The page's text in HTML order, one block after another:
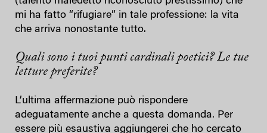
mi ha fatto “rifugiare” in tale professione: la vita
che arriva nonostante tutto.
Quali sono i tuoi punti cardinali poetici? Le tue
letture preferite?
L’ultima affermazione può rispondere
adeguatamente anche a questa domanda. Per
essere più esaustiva aggiungerei che ho cercato